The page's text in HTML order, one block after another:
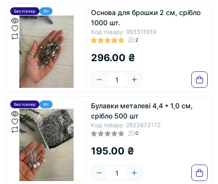
Бестселер Хіт
Основа для брошки 2 см, срібло
1000 шт.
Код товару: 993515919
2
296.00 ₴
Бестселер Хіт
Булавки металеві 4,4 * 1,0 см,
срібло 500 шт
Код товару: 2823873172
0
195.00 ₴